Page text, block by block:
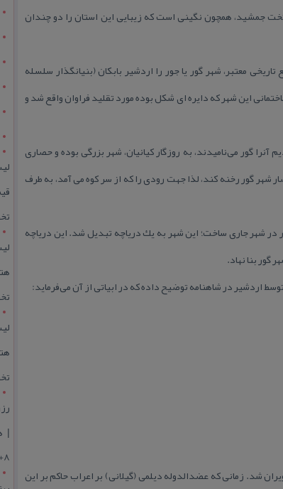
جمشید، همچون نگینی است كه زیبایی این استان را دو چندان
معتبر، شهر گور یا جور را اردشیر بابكان (بنیانگذار سلسله
قرار داد. پس از مرگ اردشیر به سال ۲۴۱ میلادی، الگوی ساختمانی این شهر كه دایره ای شكل بوده مورد تقلید فراوان واقع شد و
گور می‌نامیدند، به روزگار كیانیان، شهر بزرگی بوده و حصاری
گور رخنه كند، لذا جهت رودی را كه از سر كوه می آمد، به طرف
شهر جاری ساخت؛ این شهر به یك دریاچه تبدیل شد. این دریاچه
گور بنا نهاد.
اردشیر در شاهنامه توضیح داده كه در ابیاتی از آن می‌فرماید:
شد. زمانی كه عضدالدوله دیلمی (گیلانی) بر اعراب حاكم بر این
8+50% تخفیف